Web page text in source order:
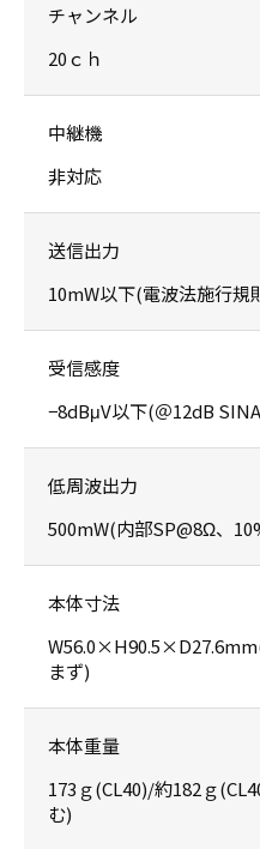
チャンネル
20ｃｈ
中継機
非対応
送信出力
10mW以下(電波法施行規
受信感度
−8dBμV以下(＠12dB
低周波出力
500mW(内部SP@8Ω、
本体寸法
まず)
本体重量
173ｇ(CL40)/約182ｇ
む)